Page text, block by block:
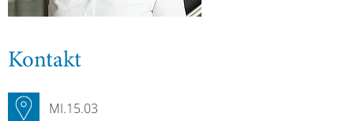
Kontakt
MI.15.03